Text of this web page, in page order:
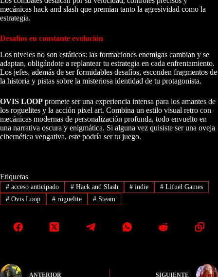
mecánicas hack and slash que premian tanto la agresividad como la
estrategia.
Desafíos en constante evolución
Los niveles no son estáticos: las formaciones enemigas cambian y se
adaptan, obligándote a replantear tu estrategia en cada enfrentamiento.
Los jefes, además de ser formidables desafíos, esconden fragmentos de
la historia y pistas sobre la misteriosa identidad de tu protagonista.
OVIS LOOP promete ser una experiencia intensa para los amantes de
los roguelites y la acción pixel art. Combina un estilo visual retro con
mecánicas modernas de personalización profunda, todo envuelto en
una narrativa oscura y enigmática. Si alguna vez quisiste ser una oveja
cibernética vengativa, este podría ser tu juego.
Etiquetas
#acceso anticipado #Hack and Slash # indie # Lifuel Games
#Ovis Loop #roguelite # Steam
ANTERIOR SIGUIENTE